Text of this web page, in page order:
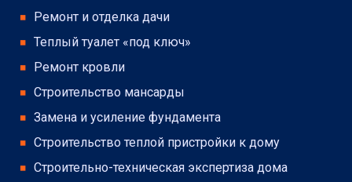
Ремонт и отделка дачи
Теплый туалет «под ключ»
Ремонт кровли
Строительство мансарды
Замена и усиление фундамента
Строительство теплой пристройки к дому
Строительно-техническая экспертиза дома